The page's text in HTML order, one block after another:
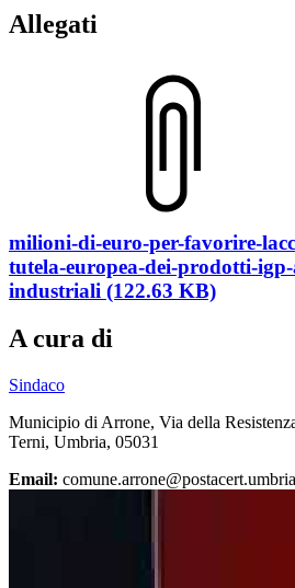
Allegati
milioni-di-euro-per-favorire-
tutela-europea-dei-prodotti-
industriali (122.63 KB)
A cura di
Sindaco
Municipio di Arrone, Via della
Terni, Umbria, 05031
Email: